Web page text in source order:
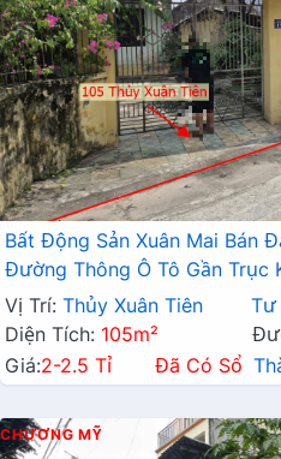
Bất Động Sản Xuân Mai Bán
Đường Thông Ô Tô Gần Trục
Vị Trí: Thủy Xuân Tiên Tư
Diện Tích: 105m²
Giá:2-2.5 Tỉ Đã Có Sổ
CHƯƠNG MỸ